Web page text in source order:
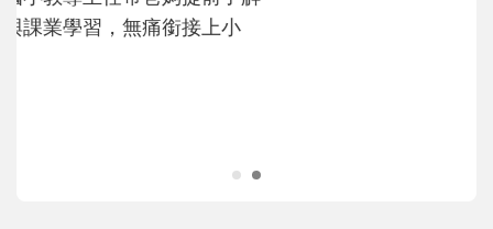
主、角色認同及解決問題的能力養成。爸爸